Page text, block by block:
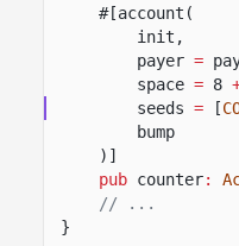
#[account(
init,
payer =
space = 8
seeds = [
bump
)]
pub counter:
// ...
}